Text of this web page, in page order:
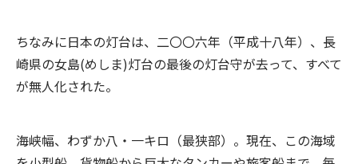
ちなみに日本の灯台は、二〇〇六年（平成十八年）、長
崎県の女島(めしま)灯台の最後の灯台守が去って、すべて
が無人化された。
海峡幅、わずか八・一キロ（最狭部）。現在、この海域